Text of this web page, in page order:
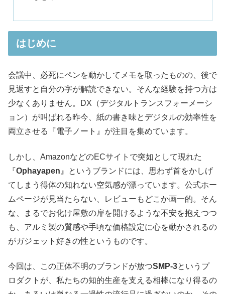
はじめに
会議中、必死にペンを動かしてメモを取ったものの、後で
見返すと自分の字が解読できない。そんな経験を持つ方は
少なくありません。DX（デジタルトランスフォーメーシ
ョン）が叫ばれる昨今、紙の書き味とデジタルの効率性を
両立させる『電子ノート』が注目を集めています。
しかし、AmazonなどのECサイトで突如として現れた
『Ophayapen 』というブランドには、思わず首をかしげ
てしまう得体の知れない空気感が漂っています。公式ホー
ムページが見当たらない、レビューもどこか画一的。そん
な、まるでお化け屋敷の扉を開けるような不安を抱えつつ
も、アルミ製の質感や手頃な価格設定に心を動かされるの
がガジェット好きの性というものです。
今回は、この正体不明のブランドが放つSMP-3というプ
ロダクトが、私たちの知的生産を支える相棒になり得るの